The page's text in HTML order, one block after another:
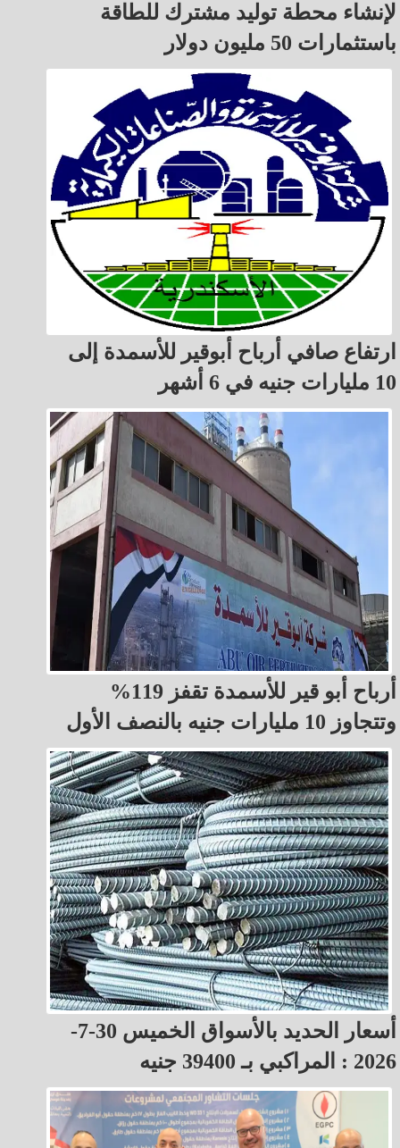
لإنشاء محطة توليد مشترك للطاقة
باستثمارات 50 مليون دولار
ارتفاع صافي أرباح أبوقير للأسمدة إلى
10 مليارات جنيه في 6 أشهر
أرباح أبو قير للأسمدة تقفز 119%
وتتجاوز 10 مليارات جنيه بالنصف الأول
أسعار الحديد بالأسواق الخميس 30-7-
2026 : المراكبي بـ 39400 جنيه